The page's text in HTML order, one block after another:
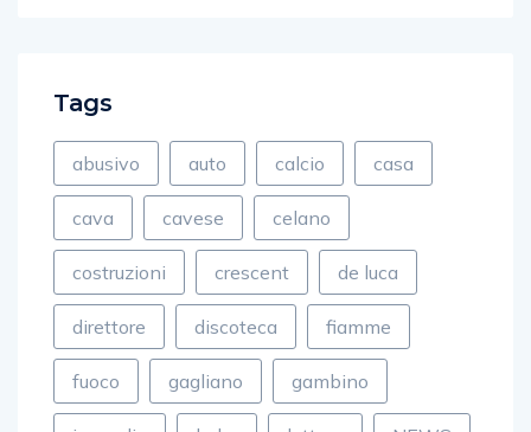
Tags
abusivo auto calcio casa
cava cavese celano
costruzioni crescent de luca
direttore discoteca fiamme
fuoco gagliano gambino